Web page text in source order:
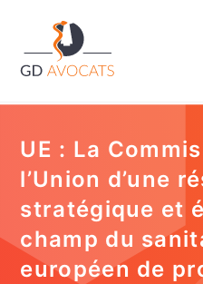
UE : La
l’Union d’une
stratégique et
champ du
européen de